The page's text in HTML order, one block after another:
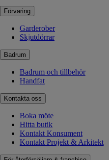
Förvaring
Garderober
Skjutdörrar
Badrum
Badrum och tillbehör
Handfat
Kontakta oss
Boka möte
Hitta butik
Kontakt Konsument
Kontakt Projekt & Arkitekt